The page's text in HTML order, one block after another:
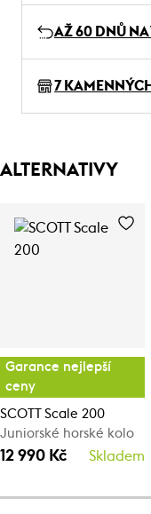
AŽ 60 DNŮ NA
7
ALTERNATIVY
Garance nejlepší
ceny
SCOTT Scale 200
Juniorské horské kolo
12 990 Kč Skladem